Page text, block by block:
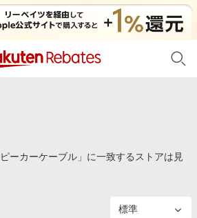
ーカーケーブル」に一致するストアは見